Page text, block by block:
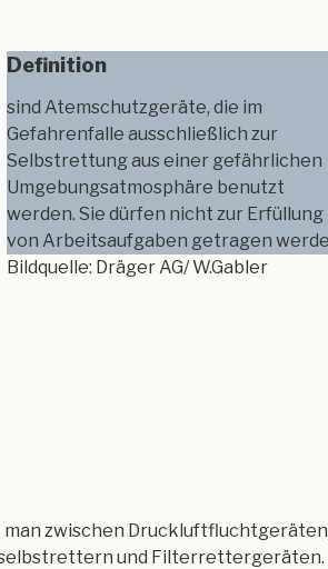
Definition
sind Atemschutzgeräte, die im
Gefahrenfalle ausschließlich zur
Selbstrettung aus einer gefährlichen
Umgebungsatmosphäre benutzt
werden. Sie dürfen nicht zur Erfüllung
von Arbeitsaufgaben getragen
Bildquelle: Dräger AG/ W.Gabler
zwischen
und Filterrettergeräten.